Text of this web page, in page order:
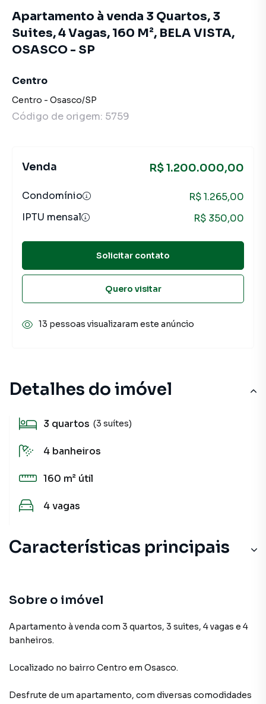
Detalhes do imóvel
3 quartos (3 suítes)
4 banheiros
160 m² útil
4vagas
Características principais
Sobre o imóvel
Apartamento à venda com 3 quartos, 3 suites, 4 vagas e 4
banheiros.
Localizado no bairro Centro em Osasco.
Desfrute de um apartamento, com diversas comodidades
Apartamento à venda 3 Quartos, 3
Suites, 4 Vagas, 160 M², BELA VISTA,
OSASCO - SP
Centro
Centro - Osasco/SP
Código de origem: 5759
Venda R$ 1.200.000,00
Condomínio
R$ 1.265,00
IPTU mensal
R$ 350,00
Solicitar contato
Quero visitar
13 pessoas visualizaram este anúncio